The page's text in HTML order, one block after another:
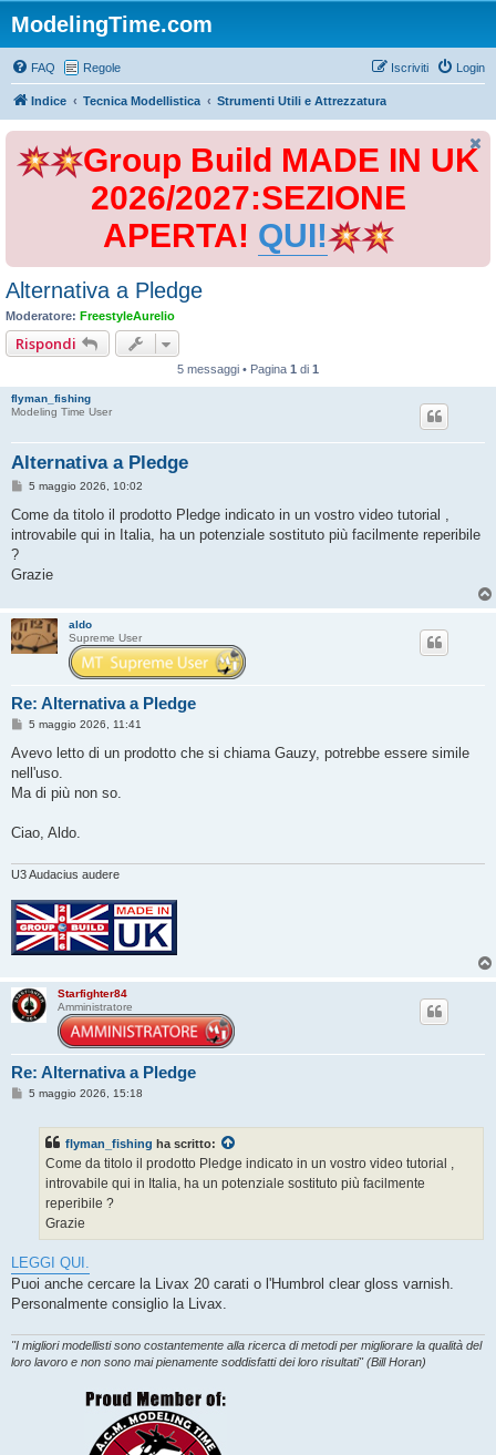
ModelingTime.com
FAQ Regole Login
Iscriviti
Indice Tecnica Modellistica Strumenti Utili e Attrezzatura
Group Build MADE IN UK
2026/2027:SEZIONE
APERTA! QUI!
Alternativa a Pledge
Moderatore: FreestyleAurelio
Rispondi
5 messaggi • Pagina 1 di 1
flyman_fishing
Modeling Time User
Alternativa a Pledge
M
s
a
i
5 maggio 2026, 10:02
Come da titolo il prodotto Pledge indicato in un vostro video tutorial ,
introvabile qui in Italia, ha un potenziale sostituto più facilmente reperibile
?
Grazie
aldo
Supreme User
Re: Alternativa a Pledge
M
s
a
g
o
5 maggio 2026, 11:41
Avevo letto di un prodotto che si chiama Gauzy, potrebbe essere simile
nell'uso.
Ma di più non so.
Ciao, Aldo.
U3 Audacius audere
Starfighter84
Amministratore
Re: Alternativa a Pledge
M5 maggio 2026, 15:18
flyman_fishing ha scritto:
Come da titolo il prodotto Pledge indicato in un vostro video tutorial ,
introvabile qui in Italia, ha un potenziale sostituto più facilmente
reperibile ?
Grazie
LEGGI QUI.
Puoi anche cercare la Livax 20 carati o l'Humbrol clear gloss varnish.
Personalmente consiglio la Livax.
"I migliori modellisti sono costantemente alla ricerca di metodi per migliorare la qualità del
loro lavoro e non sono mai pienamente soddisfatti dei loro risultati" (Bill Horan)